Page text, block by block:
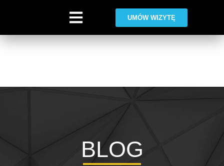
UMÓW WIZYTĘ
BLOG